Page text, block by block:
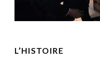
L’HISTOIRE